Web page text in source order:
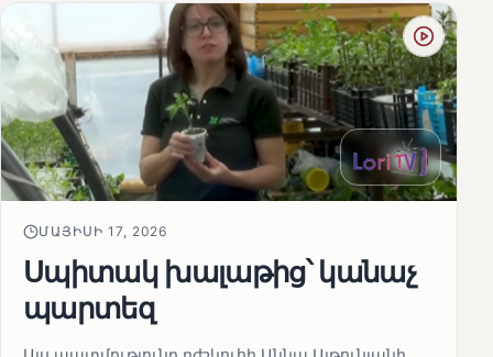
ՄԱՅԻՍԻ 17, 2026
Սպիտակ խալաթից՝ կանաչ
պարտեզ